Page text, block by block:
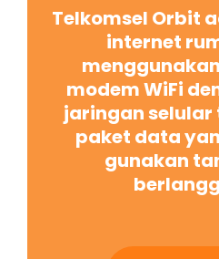
Telkomsel Orbit
internet
modem WiFi
jaringan
paket data
gunakan